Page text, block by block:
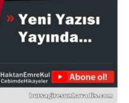
hayatını kaybetti